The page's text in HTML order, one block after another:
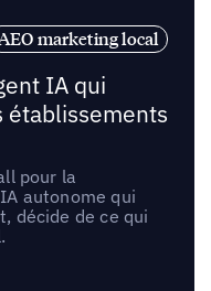
marketing local
IA qui
établissements
pour la
autonome qui
décide de ce qui